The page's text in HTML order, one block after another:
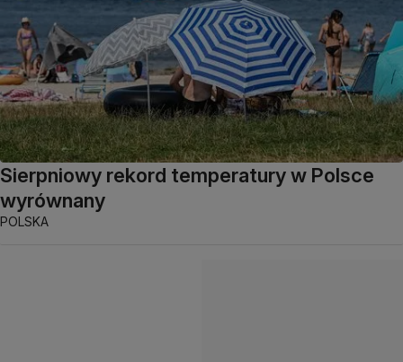
Sierpniowy rekord temperatury w Polsce
wyrównany
POLSKA